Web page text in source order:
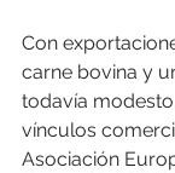
Con
carne bovina y
todavía
vínculos
Asociación